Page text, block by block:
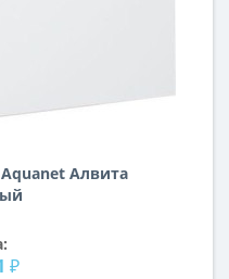
Алвита
₽